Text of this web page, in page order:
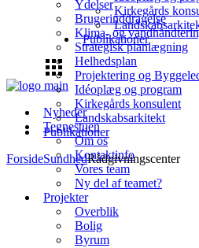
Kirkegårds
Publikationer
Nyheder
Tegnestuen
Om os
Kontaktinfo
Vores team
Ny del af teamet?
Projekter
Overblik
Bolig
Byrum
Ydelser
Brugerinddragelse
Klima- og
Strategisk planlægning
Helhedsplan
Projektering og
Idéoplæg og program
Kirkegårds konsulent
Landskabsarkitekt
Publikationer
ForsideSundhedRådgivningscenter